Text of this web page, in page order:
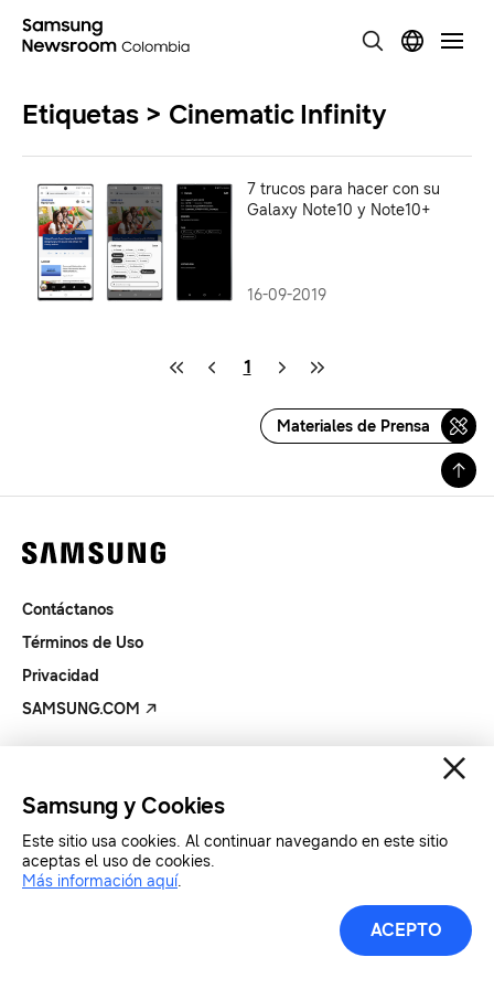
Etiquetas > Cinematic Infinity
7 trucos para hacer con su
Galaxy Note10 y Note10+
16-09-2019
1
Materiales de Prensa
Contáctanos
Términos de Uso
Privacidad
SAMSUNG.COM
Samsung y Cookies
Este sitio usa cookies. Al continuar navegando en este sitio
aceptas el uso de cookies.
Más información aquí.
ACEPTO